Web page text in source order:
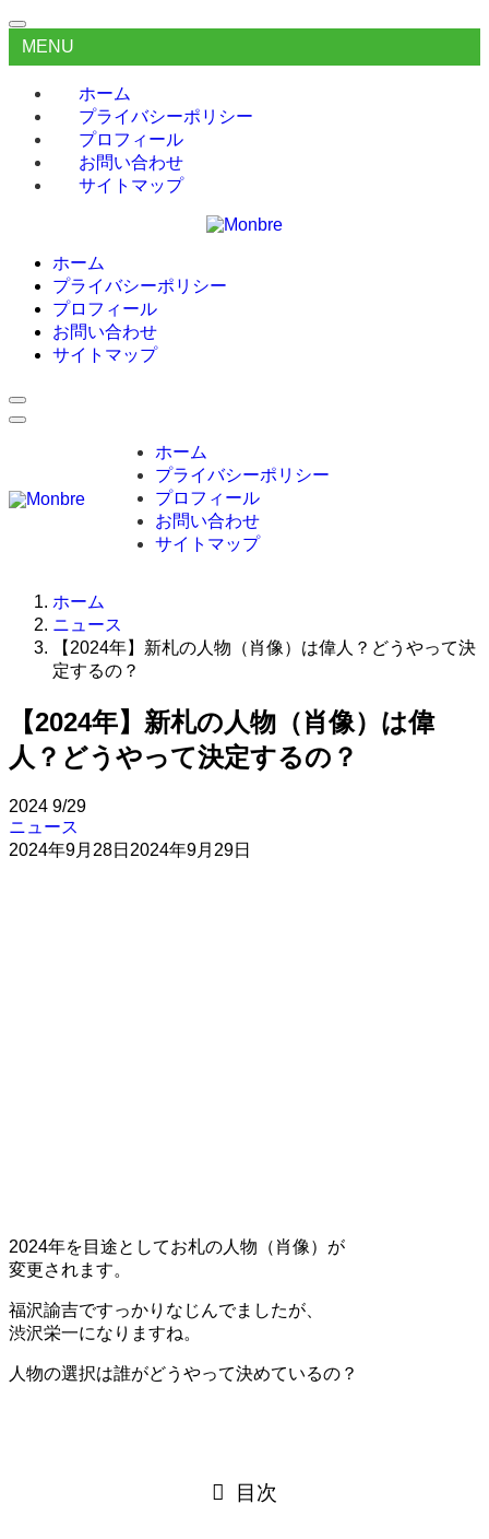
MENU
ホーム
プライバシーポリシー
プロフィール
お問い合わせ
サイトマップ
ホーム
プライバシーポリシー
プロフィール
お問い合わせ
サイトマップ
ホーム
プライバシーポリシー
プロフィール
お問い合わせ
サイトマップ
ホーム
ニュース
【2024年】新札の人物（肖像）は偉人？どうやって決
定するの？
【2024年】新札の人物（肖像）は偉
人？どうやって決定するの？
2024 9/29
ニュース
2024年9月28日 2024年9月29日
2024年を目途としてお札の人物（肖像）が
変更されます。
福沢諭吉ですっかりなじんでましたが、
渋沢栄一になりますね。
人物の選択は誰がどうやって決めているの？
目次